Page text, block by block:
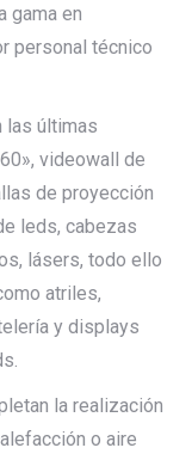
gama en
personal técnico
las últimas
videowall de
de proyección
leds, cabezas
lásers, todo ello
atriles,
y displays
la realización
o aire